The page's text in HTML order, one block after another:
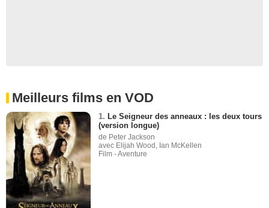
Meilleurs films en VOD
1. Le Seigneur des anneaux : les deux tours
(version longue)
de Peter Jackson
avec Elijah Wood, Ian McKellen
Film - Aventure